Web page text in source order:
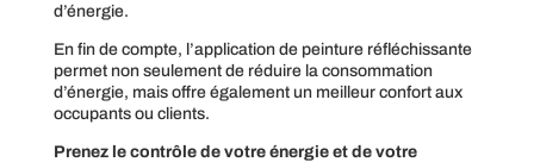
d’énergie.
En fin de compte, l’application de peinture réfléchissante
permet non seulement de réduire la consommation
d’énergie, mais offre également un meilleur confort aux
occupants ou clients.
Prenez le contrôle de votre énergie et de votre